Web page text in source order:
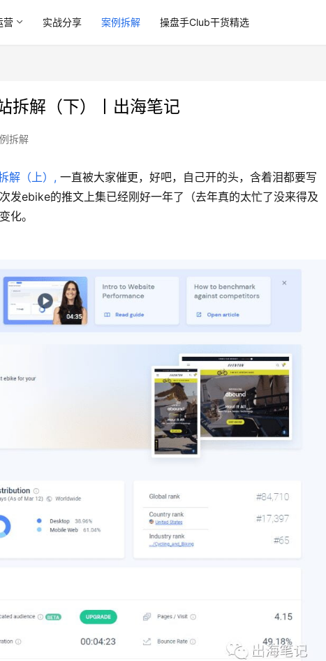
营 实战分享 案例拆解 操盘手Club干货精选
拆解（下）丨出海笔记
拆解
解（上）, 一直被大家催更，好吧，自己开的头，含着泪都要写
发ebike的推文上集已经刚好一年了（去年真的太忙了没来得及
化。